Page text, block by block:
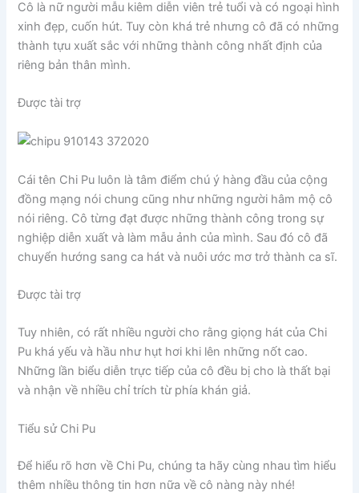
Cô là nữ người mẫu kiêm diễn viên trẻ tuổi và có ngoại hình
xinh đẹp, cuốn hút. Tuy còn khá trẻ nhưng cô đã có những
thành tựu xuất sắc với những thành công nhất định của
riêng bản thân mình.
Được tài trợ
Cái tên Chi Pu luôn là tâm điểm chú ý hàng đầu của cộng
đồng mạng nói chung cũng như những người hâm mộ cô
nói riêng. Cô từng đạt được những thành công trong sự
nghiệp diễn xuất và làm mẫu ảnh của mình. Sau đó cô đã
chuyển hướng sang ca hát và nuôi ước mơ trở thành ca sĩ.
Được tài trợ
Tuy nhiên, có rất nhiều người cho rằng giọng hát của Chi
Pu khá yếu và hầu như hụt hơi khi lên những nốt cao.
Những lần biểu diễn trực tiếp của cô đều bị cho là thất bại
và nhận về nhiều chỉ trích từ phía khán giả.
Tiểu sử Chi Pu
Để hiểu rõ hơn về Chi Pu, chúng ta hãy cùng nhau tìm hiểu
thêm nhiều thông tin hơn nữa về cô nàng này nhé!